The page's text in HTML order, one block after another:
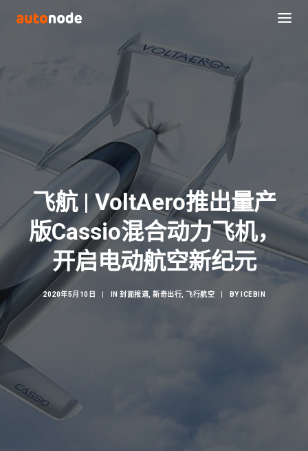
Search
飞航 | VoltAero推出量产
版Cassio混合动力飞机，
开启电动航空新纪元
2020年5月10日 IN 封面报道 新奇出行 飞行航空 BY ICEBIN